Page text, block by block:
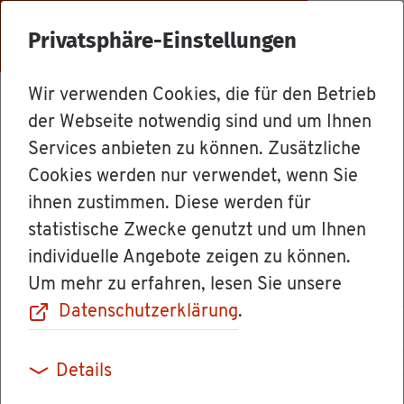
Privatsphäre-Einstellungen
Wir verwenden Cookies, die für den Betrieb
der Webseite notwendig sind und um Ihnen
Services anbieten zu können. Zusätzliche
Cookies werden nur verwendet, wenn Sie
ihnen zustimmen. Diese werden für
statistische Zwecke genutzt und um Ihnen
individuelle Angebote zeigen zu können.
Um mehr zu erfahren, lesen Sie unsere
Datenschutzerklärung.
Details
For­mu­la­re & Orts­recht
Eich­an­trag/Ter­
min­ver­ein­ba­rung
Ta­xa­me­ter/Weg­
stre­cken­zäh­ler